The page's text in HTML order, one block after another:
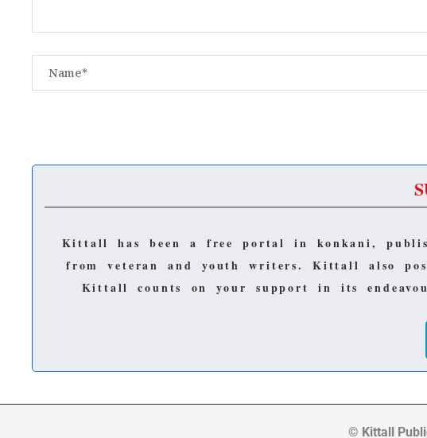
Kittall has been a free portal in konkani,
from veteran and youth writers.Kittall also
Kittall counts on your support in its
© Kittall